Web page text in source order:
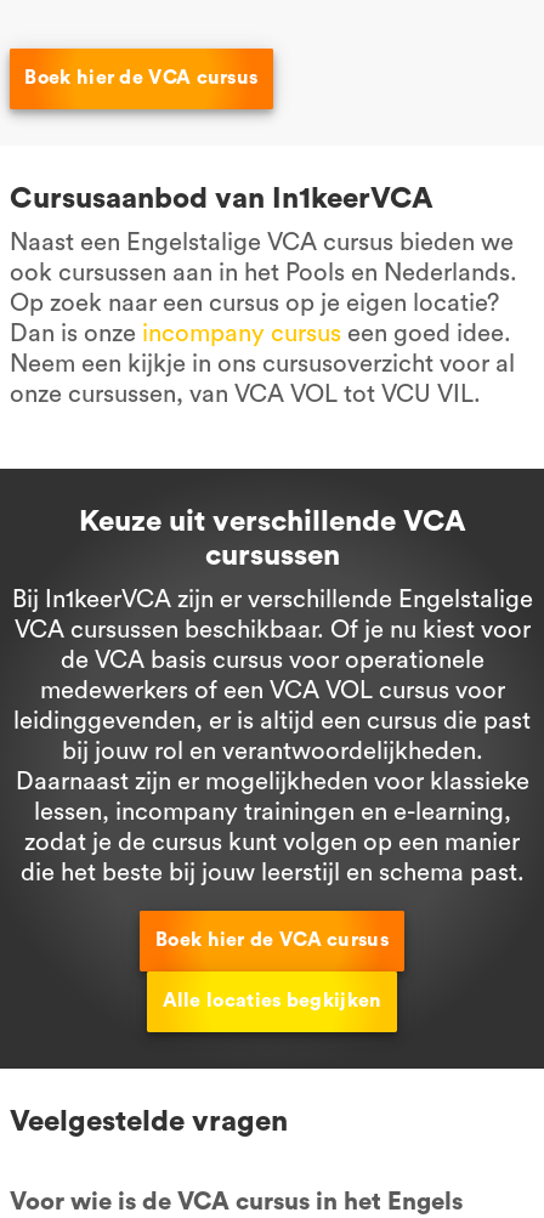
Boek hier de VCA cursus
Cursusaanbod van In1keerVCA
Naast een Engelstalige VCA cursus bieden we
ook cursussen aan in het Pools en Nederlands.
Op zoek naar een cursus op je eigen locatie?
Dan is onze incompany cursuseen goed idee.
Neem een kijkje in ons cursusoverzicht voor al
onze cursussen, van VCA VOL tot VCU VIL.
Keuze uit verschillende VCA
cursussen
Bij In1keerVCA zijn er verschillende Engelstalige
VCA cursussen beschikbaar. Of je nu kiest voor
de VCA basis cursus voor operationele
medewerkers of een VCA VOL cursus voor
leidinggevenden, er is altijd een cursus die past
bij jouw rol en verantwoordelijkheden.
Daarnaast zijn er mogelijkheden voor klassieke
lessen, incompany trainingen en e-learning,
zodat je de cursus kunt volgen op een manier
die het beste bij jouw leerstijl en schema past.
Boek hier de VCA cursus
Alle locaties begkijken
Veelgestelde vragen
Voor wie is de VCA cursus in het Engels